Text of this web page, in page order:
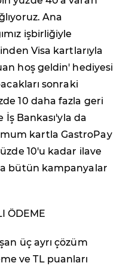
Ana
işbirliğiyle
Visa kartlarıyla
hoş geldin' hediyesi
sonraki
10 daha fazla geri
İş Bankası'yla da
kartla GastroPay
10'u kadar ilave
bütün kampanyalar
ÖDEME
üç ayrı çözüm
ve TL puanları